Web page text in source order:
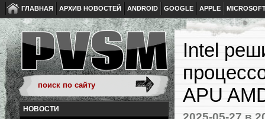
ГЛАВНАЯ АРХИВ НОВОСТЕЙ ANDROID GOOGLE APPLE
НОВОСТИ
Intel
APU